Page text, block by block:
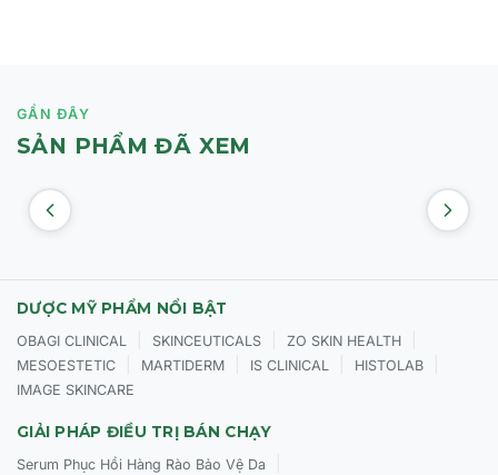
GẦN ĐÂY
SẢN PHẨM ĐÃ XEM
DƯỢC MỸ PHẨM NỔI BẬT
OBAGI CLINICAL SKINCEUTICALS ZO SKIN HEALTH
MESOESTETIC MARTIDERM IS CLINICAL HISTOLAB
IMAGE SKINCARE
GIẢI PHÁP ĐIỀU TRỊ BÁN CHẠY
Serum Phục Hồi Hàng Rào Bảo Vệ Da